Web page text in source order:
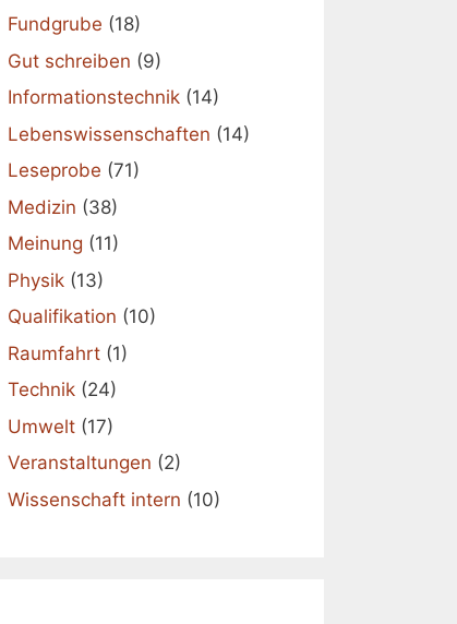
Fundgrube (18)
Gut schreiben (9)
Informationstechnik (14)
Lebenswissenschaften (14)
Leseprobe (71)
Medizin (38)
Meinung (11)
Physik (13)
Qualifikation (10)
Raumfahrt (1)
Technik (24)
Umwelt (17)
Veranstaltungen (2)
Wissenschaft intern (10)